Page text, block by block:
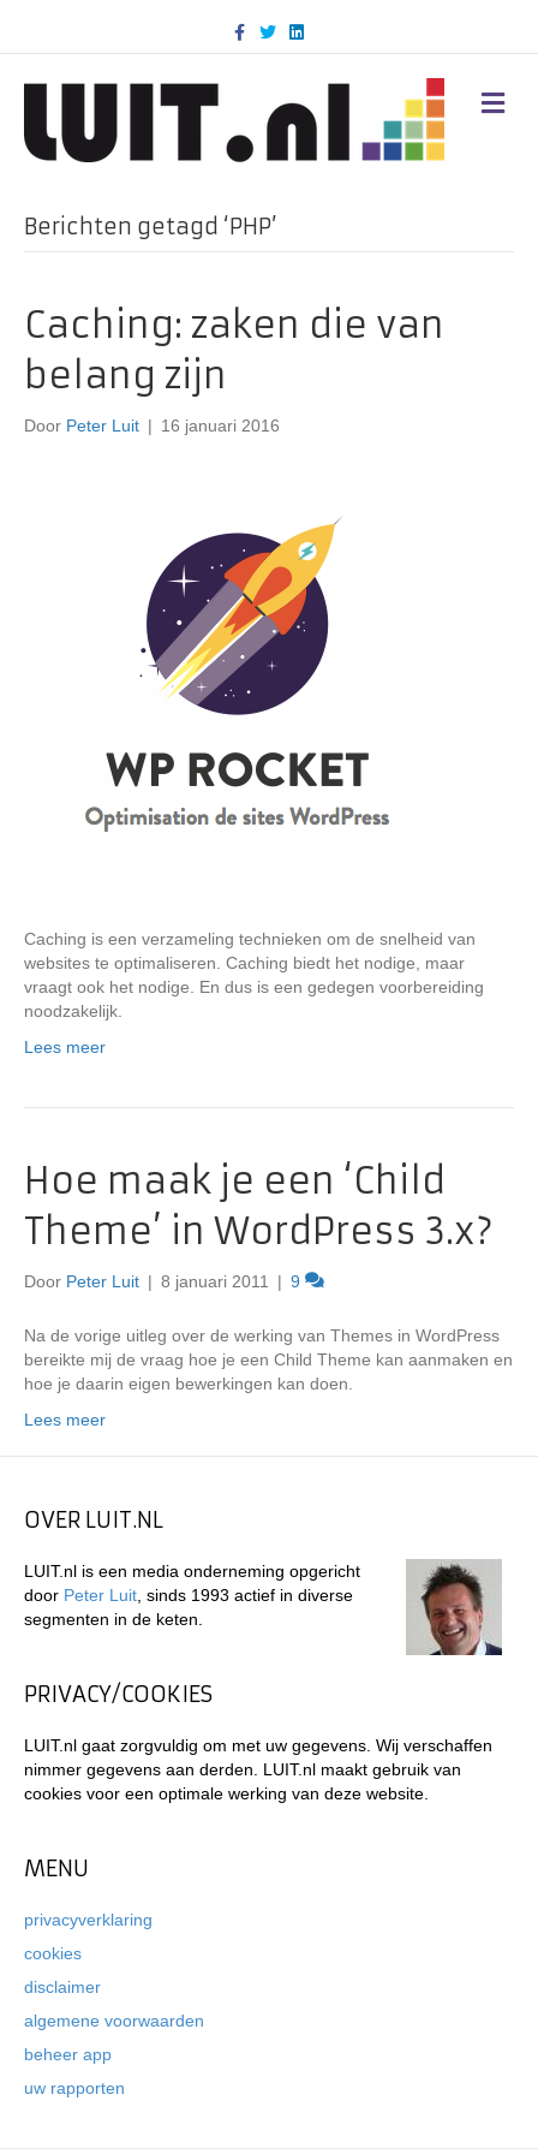
c
k
T
w
i
n
d
M
E
Berichten getagd ‘PHP’
Caching: zaken die van
belang zijn
Door Peter Luit | 16 januari 2016
Caching is een verzameling technieken om de snelheid van
websites te optimaliseren. Caching biedt het nodige, maar
vraagt ook het nodige. En dus is een gedegen voorbereiding
noodzakelijk.
Lees meer
Hoe maak je een ‘Child
Theme’ in WordPress 3.x?
Door Peter Luit | 8 januari 2011 | 9
Na de vorige uitleg over de werking van Themes in WordPress
bereikte mij de vraag hoe je een Child Theme kan aanmaken en
hoe je daarin eigen bewerkingen kan doen.
Lees meer
OVER LUIT.NL
LUIT.nl is een media onderneming opgericht
door Peter Luit , sinds 1993 actief in diverse
segmenten in de keten.
PRIVACY/COOKIES
LUIT.nl gaat zorgvuldig om met uw gegevens. Wij verschaffen
nimmer gegevens aan derden. LUIT.nl maakt gebruik van
cookies voor een optimale werking van deze website.
MENU
privacyverklaring
cookies
disclaimer
algemene voorwaarden
beheer app
uw rapporten